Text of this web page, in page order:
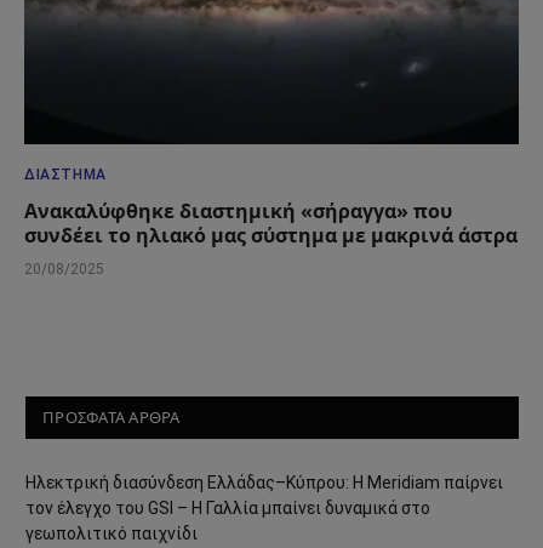
ΔΙΆΣΤΗΜΑ
Ανακαλύφθηκε διαστημική «σήραγγα» που
συνδέει το ηλιακό μας σύστημα με μακρινά άστρα
20/08/2025
ΠΡΟΣΦΑΤΑ ΑΡΘΡΑ
Ηλεκτρική διασύνδεση Ελλάδας–Κύπρου: Η Meridiam παίρνει
τον έλεγχο του GSI – Η Γαλλία μπαίνει δυναμικά στο
γεωπολιτικό παιχνίδι